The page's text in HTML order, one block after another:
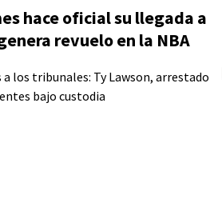
hace oficial su llegada a
revuelo en la NBA